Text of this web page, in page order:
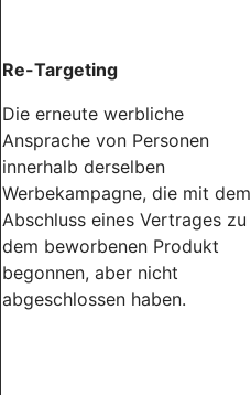
Re-Targeting
Die erneute werbliche
Ansprache von Personen
innerhalb derselben
Werbekampagne, die mit dem
Abschluss eines Vertrages zu
dem beworbenen Produkt
begonnen, aber nicht
abgeschlossen haben.